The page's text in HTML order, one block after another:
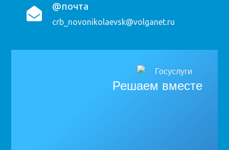
@почта
crb_novonikolaevsk@volganet.ru
Решаем вместе